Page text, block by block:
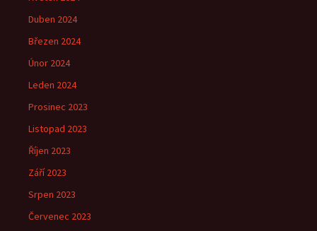
Duben 2024
Březen 2024
Únor 2024
Leden 2024
Prosinec 2023
Listopad 2023
Říjen 2023
Září 2023
Srpen 2023
Červenec 2023